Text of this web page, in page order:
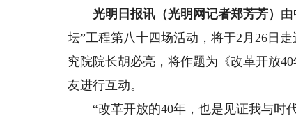
光明日报讯（光明网记者郑芳芳）
坛”工程第八十四场活动，将于2月26日
究院院长胡必亮，将作题为《改革开放
友进行互动。
“改革开放的40年，也是见证我与时代